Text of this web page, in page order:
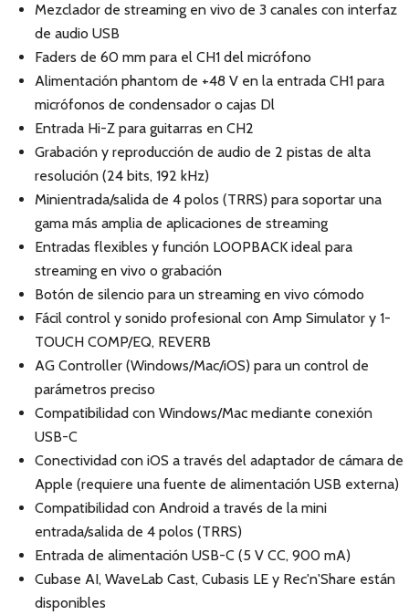
Mezclador de streaming en vivo de 3 canales con interfaz
de audio USB
Faders de 60 mm para el CH1 del micrófono
Alimentación phantom de +48 V en la entrada CH1 para
micrófonos de condensador o cajas Dl
Entrada Hi-Z para guitarras en CH2
Grabación y reproducción de audio de 2 pistas de alta
resolución (24 bits, 192 kHz)
Minientrada/salida de 4 polos (TRRS) para soportar una
gama más amplia de aplicaciones de streaming
Entradas flexibles y función LOOPBACK ideal para
streaming en vivo o grabación
Botón de silencio para un streaming en vivo cómodo
Fácil control y sonido profesional con Amp Simulator y 1-
TOUCH COMP/EQ, REVERB
AG Controller (Windows/Mac/iOS) para un control de
parámetros preciso
Compatibilidad con Windows/Mac mediante conexión
USB-C
Conectividad con iOS a través del adaptador de cámara de
Apple (requiere una fuente de alimentación USB externa)
Compatibilidad con Android a través de la mini
entrada/salida de 4 polos (TRRS)
Entrada de alimentación USB-C (5 V CC, 900 mA)
Cubase AI, WaveLab Cast, Cubasis LE y Rec'n'Share están
disponibles